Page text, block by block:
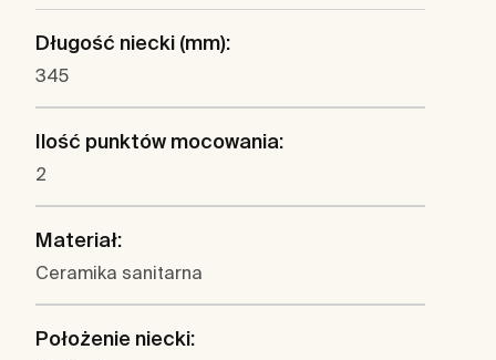
Długość niecki (mm):
345
Ilość punktów mocowania:
2
Materiał:
Ceramika sanitarna
Położenie niecki: